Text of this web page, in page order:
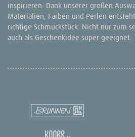
inspirieren. Dank unserer großen
Materialien, Farben und Perlen
richtige Schmuckstück. Nicht nur zum
auch als Geschenkidee super geeignet.